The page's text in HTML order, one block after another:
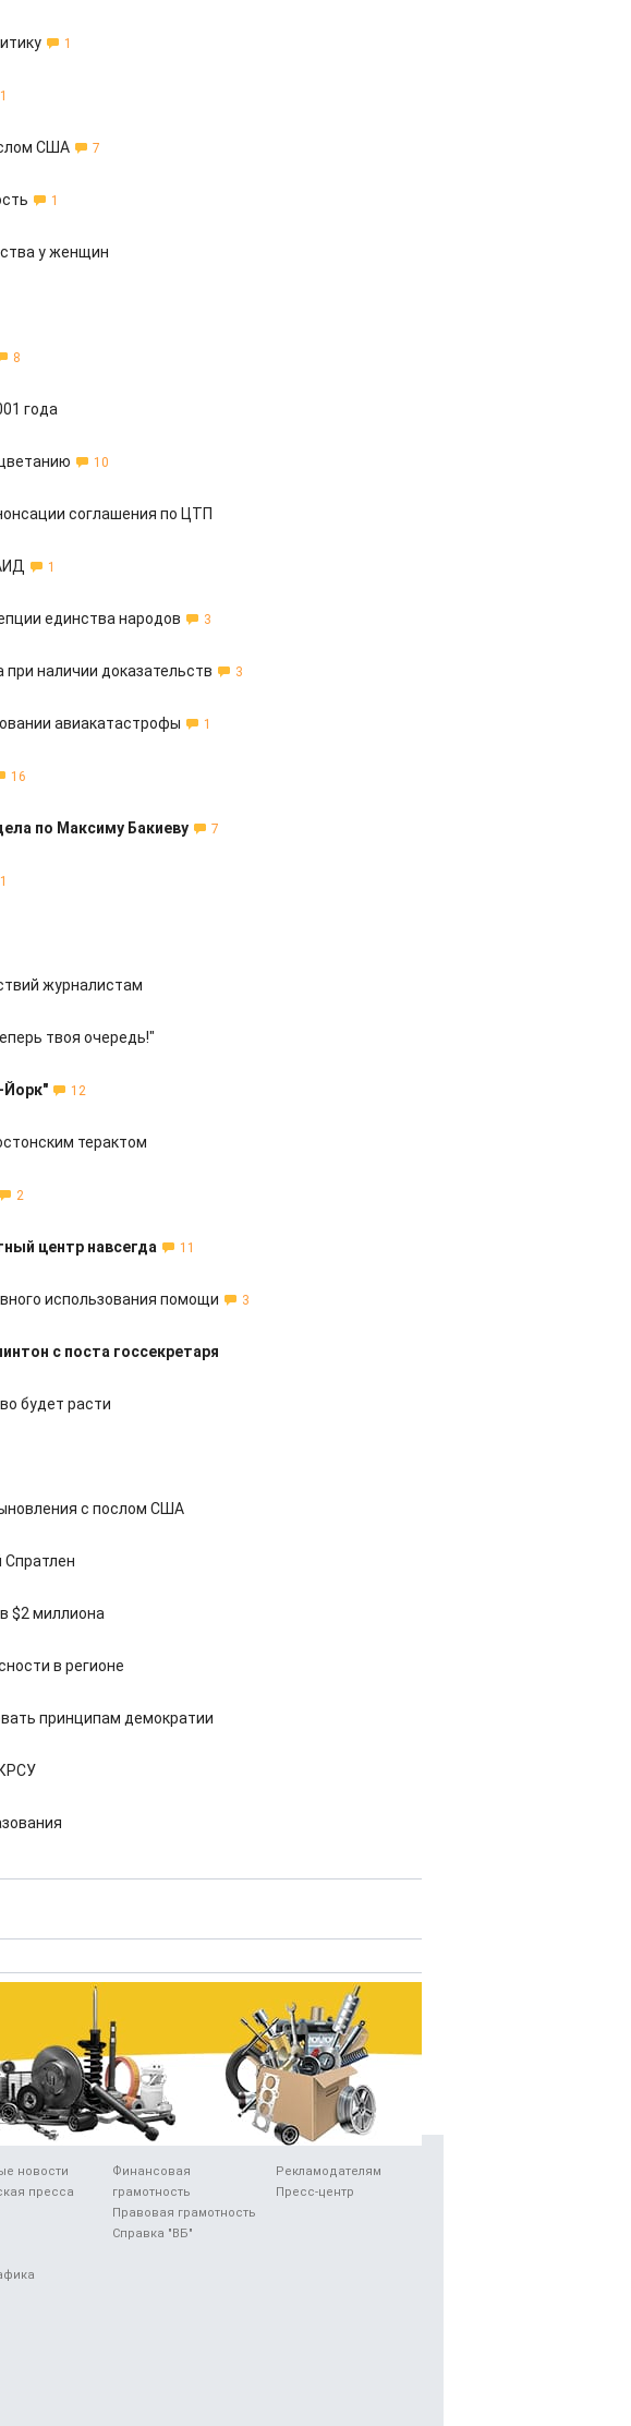
1
США 7
1
у женщин
8
года
10
соглашения по ЦТП
1
единства народов 3
наличии доказательств 3
авиакатастрофы 1
16
по Максиму Бакиеву 7
1
журналистам
твоя очередь!"
Йорк" 12
терактом
2
центр навсегда 11
использования помощи 3
с поста госсекретаря
будет расти
с послом США
$2 миллиона
в регионе
принципам демократии
новости
пресса
Финансовая
грамотность
Правовая грамотность
Справка "ВБ"
Рекламодателям
Пресс-центр